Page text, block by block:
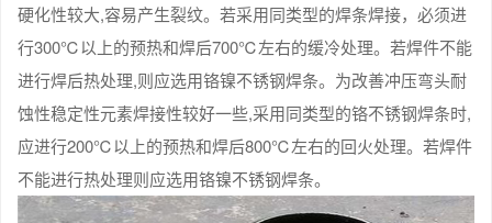
硬化性较大,容易产生裂纹。若采用同类型的焊条焊接，必须进
行300℃以上的预热和焊后700℃左右的缓冷处理。若焊件不能
进行焊后热处理,则应选用铬镍不锈钢焊条。为改善冲压弯头耐
蚀性稳定性元素焊接性较好一些,采用同类型的铬不锈钢焊条时,
应进行200℃以上的预热和焊后800℃左右的回火处理。若焊件
不能进行热处理则应选用铬镍不锈钢焊条。